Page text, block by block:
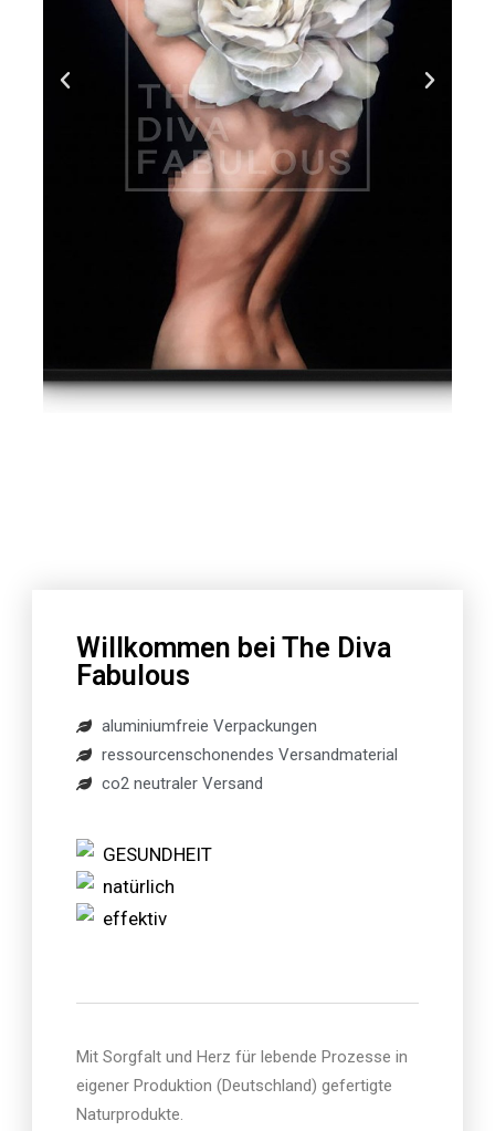
Willkommen bei The Diva
Fabulous
aluminiumfreie Verpackungen
ressourcenschonendes Versandmaterial
co2 neutraler Versand
GESUNDHEIT
natürlich
effektiv
Mit Sorgfalt und Herz für lebende Prozesse in
eigener Produktion (Deutschland) gefertigte
Naturprodukte.